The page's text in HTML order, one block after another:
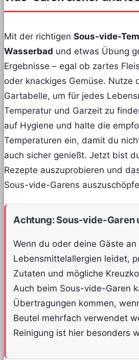
Mit der richtigen Sous-vide-
Wasserbad und etwas Übung
Ergebnisse – egal ob zartes
oder knackiges Gemüse. Nutze
Gartabelle, um für jedes
Temperatur und Garzeit zu
auf Hygiene und halte die
Temperaturen ein, damit du
auch sicher genießt. Jetzt bist
Rezepte auszuprobieren und
Sous-vide-Garens
Achtung: Sous-vide-Garen
Wenn du oder deine Gäste an
Lebensmittelallergien leidet,
Zutaten und mögliche
Auch beim Sous-vide-Garen
Übertragungen kommen,
Beutel mehrfach verwendet
Reinigung ist hier besonders